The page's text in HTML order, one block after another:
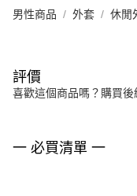
男性商品 外套 休閒
評價
喜歡這個商品嗎？購買
一 必買清單 一